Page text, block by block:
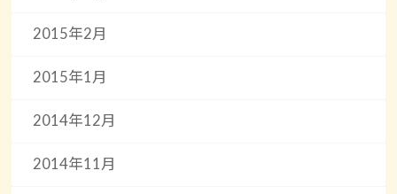
2015年2月
2015年1月
2014年12月
2014年11月